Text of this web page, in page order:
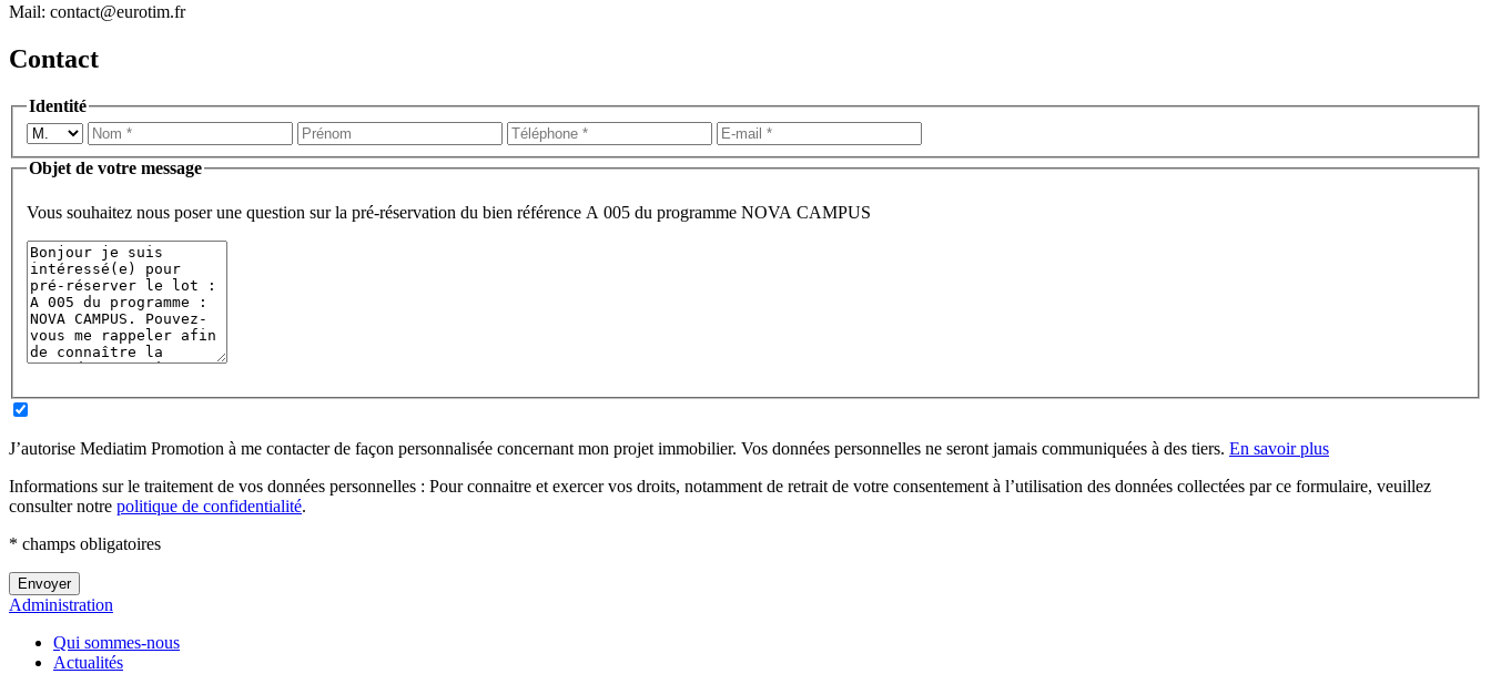
Mail: contact@eurotim.fr
Contact
Identité
Objet de votre message
Vous souhaitez nous poser une question sur la pré-réservation du bien référence A 005 du programme NOVA CAMPUS
J’autorise Mediatim Promotion à me contacter de façon personnalisée concernant mon projet immobilier. Vos données personnelles ne seront jamais communiquées à des tiers. En savoir plus
Informations sur le traitement de vos données personnelles : Pour connaitre et exercer vos droits, notamment de retrait de votre consentement à l’utilisation des données collectées par ce formulaire, veuillez
consulter notre politique de confidentialité.
* champs obligatoires
Administration
Qui sommes-nous
Actualités